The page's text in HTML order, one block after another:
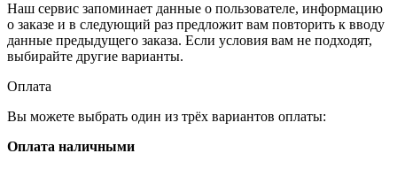
Наш сервис запоминает данные о пользователе, информацию
о заказе и в следующий раз предложит вам повторить к вводу
данные предыдущего заказа. Если условия вам не подходят,
выбирайте другие варианты.
Оплата
Вы можете выбрать один из трёх вариантов оплаты:
Оплата наличными